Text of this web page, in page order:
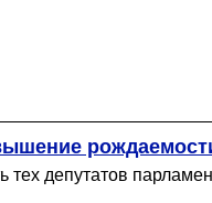
депутатов